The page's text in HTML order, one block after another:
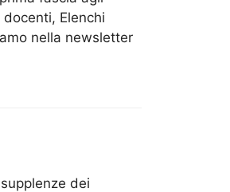
Elenchi
nella newsletter
dei